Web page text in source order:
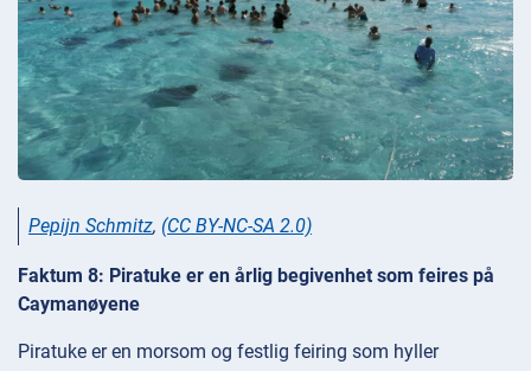
Pepijn Schmitz, (CC BY-NC-SA 2.0)
Faktum 8: Piratuke er en årlig begivenhet som feires på
Caymanøyene
Piratuke er en morsom og festlig feiring som hyller